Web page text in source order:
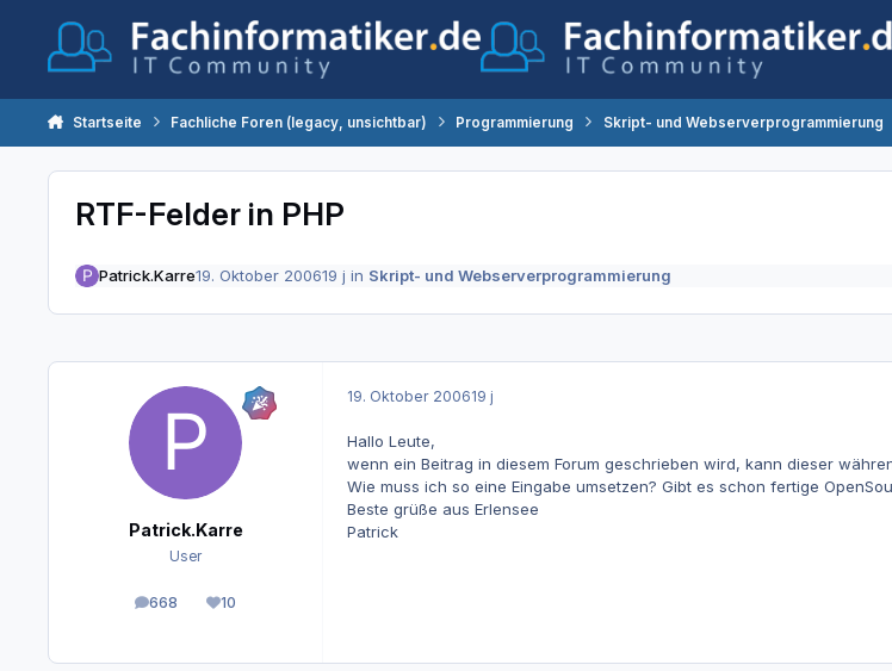
Startseite Fachliche Foren (legacy, unsichtbar) Programmierung Skript- und Webserverprogrammierung
RTF-Felder in PHP
Patrick.Karre19. Oktober 200619 j in Skript- und Webserverprogrammierung
Patrick.Karre
User
668
Beiträge 10
Reputation
19. Oktober 200619 j
Hallo Leute,
wenn ein Beitrag in diesem Forum geschrieben wird, kann dieser
Wie muss ich so eine Eingabe umsetzen? Gibt es schon fertige
Beste grüße aus Erlensee
Patrick